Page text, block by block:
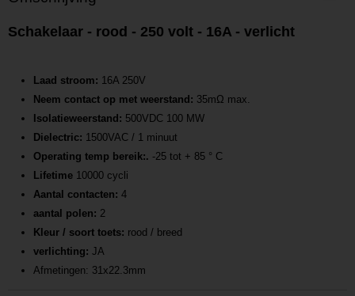
P202101151135
Productcode leverancier
Schakelaar - rood - 250 volt - 16A - verlicht
Laad stroom: 16A 250V
Neem contact op met weerstand: 35mΩ max.
Isolatieweerstand: 500VDC 100 MW
Dielectric: 1500VAC / 1 minuut
Operating temp bereik:. -25 tot + 85 ° C
Lifetime 10000 cycli
Aantal contacten: 4
aantal polen: 2
Kleur / soort toets: rood / breed
verlichting: JA
Afmetingen: 31x22.3mm